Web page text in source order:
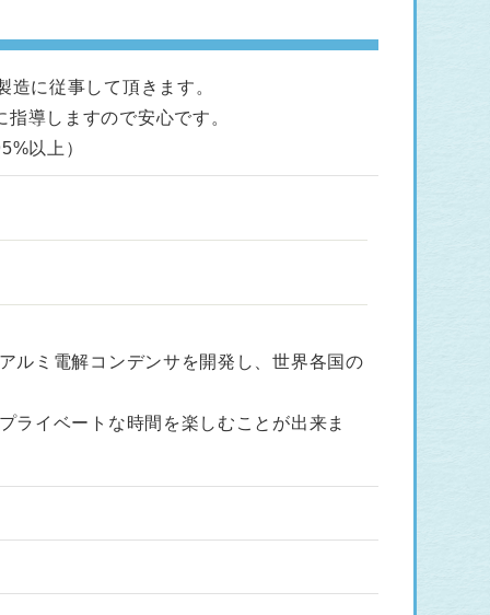
に従事して頂きます。
導しますので安心です。
以上）
ルミ電解コンデンサを開発し、世界各国の
ライベートな時間を楽しむことが出来ま